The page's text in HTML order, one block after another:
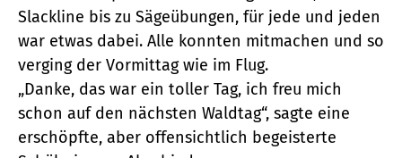
Slackline bis zu Sägeübungen, für jede und jeden
war etwas dabei. Alle konnten mitmachen und so
verging der Vormittag wie im Flug.
„Danke, das war ein toller Tag, ich freu mich
schon auf den nächsten Waldtag“, sagte eine
erschöpfte, aber offensichtlich begeisterte